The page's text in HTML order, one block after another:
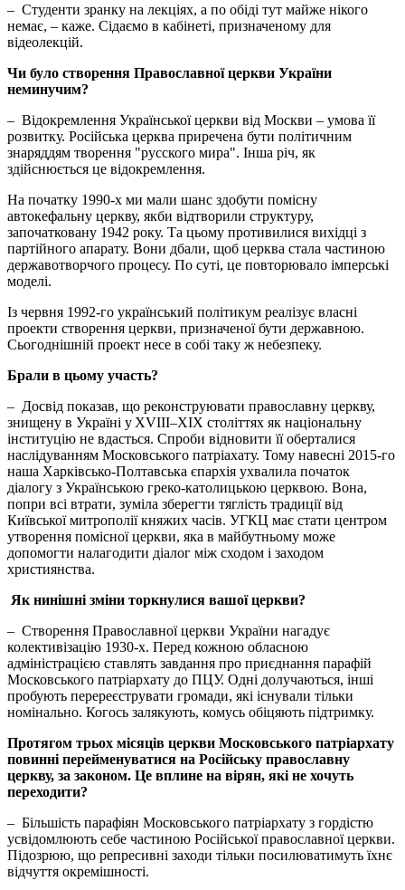
– Студенти зранку на лекціях, а по обіді тут майже нікого
немає, – каже. Сідаємо в кабінеті, призначеному для
відеолекцій.
Чи було створення Православної церкви України
неминучим?
– Відокремлення Української церкви від Москви – умова її
розвитку. Російська церква приречена бути політичним
знаряддям творення "русского мира". Інша річ, як
здійснюється це відокремлення.
На початку 1990-х ми мали шанс здобути помісну
автокефальну церкву, якби відтворили структуру,
започатковану 1942 року. Та цьому противилися вихідці з
партійного апарату. Вони дбали, щоб церква стала частиною
державотворчого процесу. По суті, це повторювало імперські
моделі.
Із червня 1992-го український політикум реалізує власні
проекти створення церкви, призначеної бути державною.
Сьогоднішній проект несе в собі таку ж небезпеку.
Брали в цьому участь?
– Досвід показав, що реконструювати православну церкву,
знищену в Україні у XVIII–XIX століттях як національну
інституцію не вдасться. Спроби відновити її оберталися
наслідуванням Московського патріахату. Тому навесні 2015-го
наша Харківсько-Полтавська єпархія ухвалила початок
діалогу з Українською греко-католицькою церквою. Вона,
попри всі втрати, зуміла зберегти тяглість традиції від
Київської митрополії княжих часів. УГКЦ має стати центром
утворення помісної церкви, яка в майбутньому може
допомогти налагодити діалог між сходом і заходом
християнства.
Як нинішні зміни торкнулися вашої церкви?
– Створення Православної церкви України нагадує
колективізацію 1930‑х. Перед кожною обласною
адміністрацією ставлять завдання про приєднання парафій
Московського патріархату до ПЦУ. Одні долучаються, інші
пробують перереєструвати громади, які існували тільки
номінально. Когось залякують, комусь обіцяють підтримку.
Протягом трьох місяців церкви Московського патріархату
повинні перейменуватися на Російську православну
церкву, за законом. Це вплине на вірян, які не хочуть
переходити?
– Більшість парафіян Московського патріархату з гордістю
усвідомлюють себе частиною Російської православної церкви.
Підозрюю, що репресивні заходи тільки посилюватимуть їхнє
відчуття окремішності.